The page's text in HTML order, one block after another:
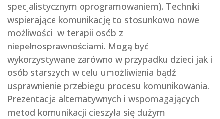
specjalistycznym oprogramowaniem). Techniki
wspierające komunikację to stosunkowo nowe
możliwości w terapii osób z
niepełnosprawnościami. Mogą być
wykorzystywane zarówno w przypadku dzieci jak i
osób starszych w celu umożliwienia bądź
usprawnienie przebiegu procesu komunikowania.
Prezentacja alternatywnych i wspomagających
metod komunikacji cieszyła się dużym